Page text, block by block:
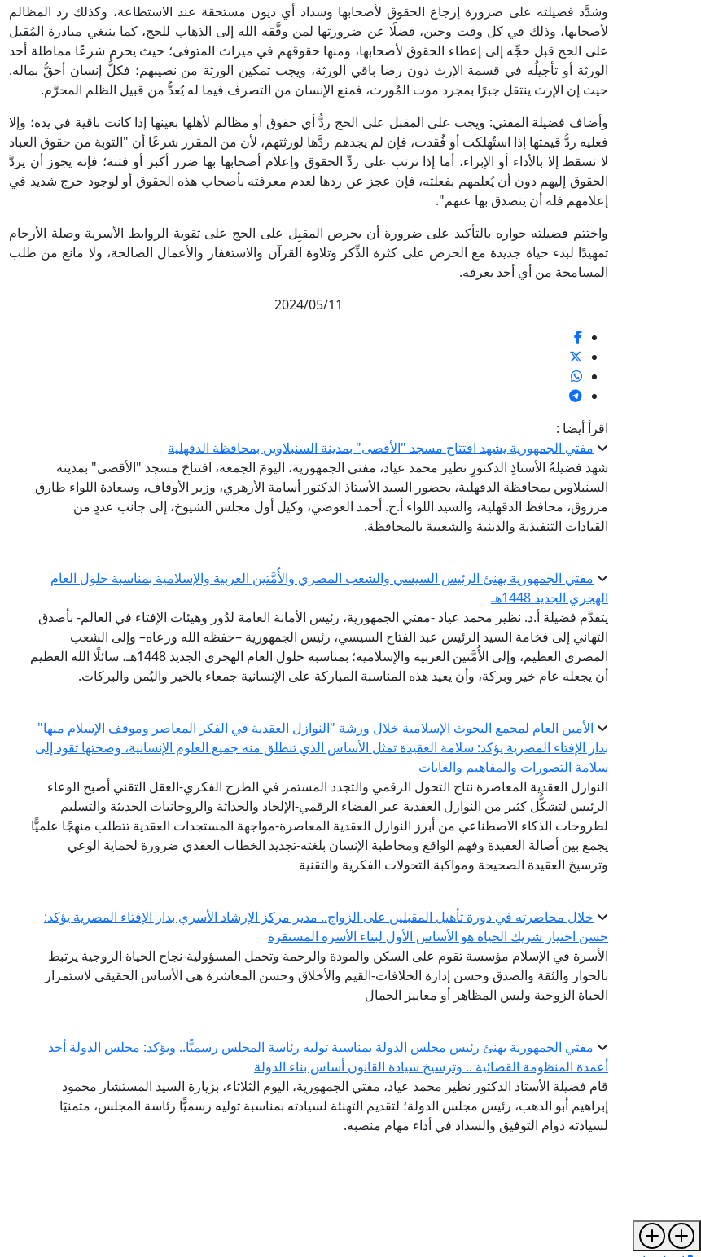
وشدَّد فضيلته على ضرورة إرجاع الحقوق لأصحابها وسداد أي ديون مستحقة عند الاستطاعة، وكذلك رد المظالم
لأصحابها، وذلك في كل وقت وحين، فضلًا عن ضرورتها لمن وفَّقه الله إلى الذهاب للحج، كما ينبغي مبادرة المُقبل
على الحج قبل حجِّه إلى إعطاء الحقوق لأصحابها، ومنها حقوقهم في ميراث المتوفى؛ حيث يحرم شرعًا مماطلة أحد
الورثة أو تأجيلُه في قسمة الإرث دون رضا باقي الورثة، ويجب تمكين الورثة من نصيبهم؛ فكلُّ إنسان أحقُّ بماله.
حيث إن الإرث ينتقل جبرًا بمجرد موت المُورث، فمنع الإنسان من التصرف فيما له يُعدُّ من قبيل الظلم المحرَّم.
وأضاف فضيلة المفتي: ويجب على المقبل على الحج ردُّ أي حقوق أو مظالم لأهلها بعينها إذا كانت باقية في يده؛ وإلا
فعليه ردُّ قيمتها إذا استُهلكت أو فُقدت، فإن لم يجدهم ردَّها لورثتهم، لأن من المقرر شرعًا أن "التوبة من حقوق العباد
لا تسقط إلا بالأداء أو الإبراء، أما إذا ترتب على ردِّ الحقوق وإعلام أصحابها بها ضرر أكبر أو فتنة؛ فإنه يجوز أن يردَّ
الحقوق إليهم دون أن يُعلمهم بفعلته، فإن عجز عن ردها لعدم معرفته بأصحاب هذه الحقوق أو لوجود حرج شديد في
إعلامهم فله أن يتصدق بها عنهم".
واختتم فضيلته حواره بالتأكيد على ضرورة أن يحرص المقبِل على الحج على تقوية الروابط الأسرية وصلة الأرحام
تمهيدًا لبدء حياة جديدة مع الحرص على كثرة الذِّكر وتلاوة القرآن والاستغفار والأعمال الصالحة، ولا مانع من طلب
المسامحة من أي أحد يعرفه.
2024/05/11
اقرأ أيضا :
مفتي الجمهورية يشهد افتتاح مسجد "الأقصى" بمدينة السنبلاوين بمحافظة الدقهلية
شهد فضيلةُ الأستاذِ الدكتورِ نظير محمد عياد، مفتي الجمهورية، اليومَ الجمعة، افتتاحَ مسجد "الأقصى" بمدينة
السنبلاوين بمحافظة الدقهلية، بحضور السيد الأستاذ الدكتور أسامة الأزهري، وزير الأوقاف، وسعادة اللواء طارق
مرزوق، محافظ الدقهلية، والسيد اللواء أ.ح. أحمد العوضي، وكيل أول مجلس الشيوخ، إلى جانب عددٍ من
القيادات التنفيذية والدينية والشعبية بالمحافظة.
مفتي الجمهورية يهنئ الرئيس السيسي والشعب المصري والأُمَّتين العربية والإسلامية بمناسبة حلول العام
الهجري الجديد 1448هـ
يتقدَّم فضيلة أ.د. نظير محمد عياد -مفتي الجمهورية، رئيس الأمانة العامة لدُور وهيئات الإفتاء في العالم- بأصدق
التهاني إلى فخامة السيد الرئيس عبد الفتاح السيسي، رئيس الجمهورية –حفظه الله ورعاه– وإلى الشعب
المصري العظيم، وإلى الأُمَّتين العربية والإسلامية؛ بمناسبة حلول العام الهجري الجديد 1448هـ، سائلًا الله العظيم
أن يجعله عام خير وبركة، وأن يعيد هذه المناسبة المباركة على الإنسانية جمعاء بالخير واليُمن والبركات.
الأمين العام لمجمع البحوث الإسلامية خلال ورشة "النوازل العقدية في الفكر المعاصر وموقف الإسلام منها"
بدار الإفتاء المصرية يؤكد: سلامة العقيدة تمثل الأساس الذي تنطلق منه جميع العلوم الإنسانية، وصحتها تقود إلى
سلامة التصورات والمفاهيم والغايات
النوازل العقدية المعاصرة نتاج التحول الرقمي والتجدد المستمر في الطرح الفكري-العقل التقني أصبح الوعاء
الرئيس لتشكُّل كثير من النوازل العقدية عبر الفضاء الرقمي-الإلحاد والحداثة والروحانيات الحديثة والتسليم
لطروحات الذكاء الاصطناعي من أبرز النوازل العقدية المعاصرة-مواجهة المستجدات العقدية تتطلب منهجًا علميًّا
يجمع بين أصالة العقيدة وفهم الواقع ومخاطبة الإنسان بلغته-تجديد الخطاب العقدي ضرورة لحماية الوعي
وترسيخ العقيدة الصحيحة ومواكبة التحولات الفكرية والتقنية
خلال محاضرته في دورة تأهيل المقبلين على الزواج.. مدير مركز الإرشاد الأسري بدار الإفتاء المصرية يؤكد:
حسن اختيار شريك الحياة هو الأساس الأول لبناء الأسرة المستقرة
الأسرة في الإسلام مؤسسة تقوم على السكن والمودة والرحمة وتحمل المسؤولية-نجاح الحياة الزوجية يرتبط
بالحوار والثقة والصدق وحسن إدارة الخلافات-القيم والأخلاق وحسن المعاشرة هي الأساس الحقيقي لاستمرار
الحياة الزوجية وليس المظاهر أو معايير الجمال
مفتي الجمهورية يهنئ رئيس مجلس الدولة بمناسبة توليه رئاسة المجلس رسميًّا.. ويؤكد: مجلس الدولة أحد
أعمدة المنظومة القضائية .. وترسيخ سيادة القانون أساس بناء الدولة
قام فضيلة الأستاذ الدكتور نظير محمد عياد، مفتي الجمهورية، اليوم الثلاثاء، بزيارة السيد المستشار محمود
إبراهيم أبو الدهب، رئيس مجلس الدولة؛ لتقديم التهنئة لسيادته بمناسبة توليه رسميًّا رئاسة المجلس، متمنيًا
لسيادته دوام التوفيق والسداد في أداء مهام منصبه.